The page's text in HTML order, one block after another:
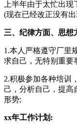
上半年由于太忙出现
(现在已经改正没有
三、纪律方面、思想
1.本人严格遵守厂里
求自己，无特别重要
2.积极参加各种培训
己，分析自己，提高
形势;
xx年工作计划: